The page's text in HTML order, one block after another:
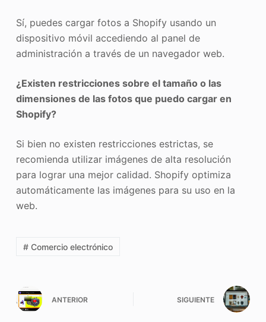
Sí, puedes cargar fotos a Shopify usando un
dispositivo móvil accediendo al panel de
administración a través de un navegador web.
¿Existen restricciones sobre el tamaño o las
dimensiones de las fotos que puedo cargar en
Shopify?
Si bien no existen restricciones estrictas, se
recomienda utilizar imágenes de alta resolución
para lograr una mejor calidad. Shopify optimiza
automáticamente las imágenes para su uso en la
web.
# Comercio electrónico
ANTERIOR SIGUIENTE